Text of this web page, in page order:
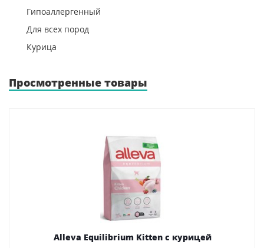
Гипоаллергенный
Для всех пород
Курица
Просмотренные товары
Alleva Equilibrium Kitten с курицей